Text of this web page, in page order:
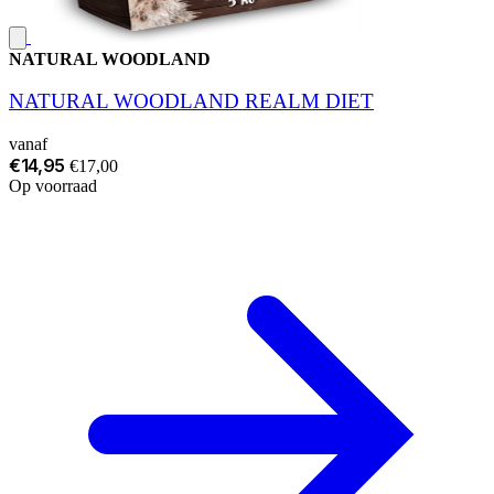
NATURAL WOODLAND
NATURAL WOODLAND REALM DIET
vanaf
€14,95 €17,00
Op voorraad